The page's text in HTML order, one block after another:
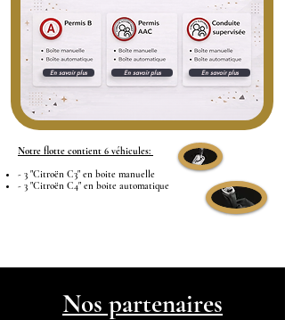
En savoir plus En savoir plus En savoir plus
Notre flotte contient 6 véhicules:
- 3 "Citroën C3" en boite manuelle
- 3 "Citroën C4" en boite automatique
Nos partenaires